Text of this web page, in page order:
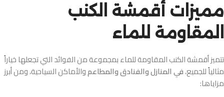
مميزات أقمشة الكنب
المقاومة للماء
تتميز أقمشة الكنب المقاومة للماء بمجموعة من الفوائد التي تجعلها خياراً
مثالياً للجميع،في المنازل والفنادق والمطاعموالأماكن السياحية، ومن أبرز
مزاياها: